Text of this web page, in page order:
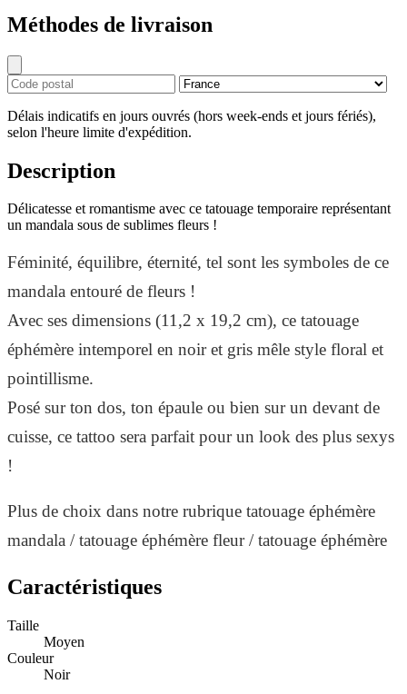
Méthodes de livraison
Délais indicatifs en jours ouvrés (hors week-ends et jours fériés),
selon l'heure limite d'expédition.
Description
Délicatesse et romantisme avec ce tatouage temporaire représentant
un mandala sous de sublimes fleurs !
Féminité, équilibre, éternité, tel sont les symboles de ce
mandala entouré de fleurs !
Avec ses dimensions (11,2 x 19,2 cm), ce tatouage
éphémère intemporel en noir et gris mêle style floral et
pointillisme.
Posé sur ton dos, ton épaule ou bien sur un devant de
cuisse, ce tattoo sera parfait pour un look des plus sexys
!
Plus de choix dans notre rubrique tatouage éphémère
mandala / tatouage éphémère fleur / tatouage éphémère
Caractéristiques
Taille
Moyen
Couleur
Noir